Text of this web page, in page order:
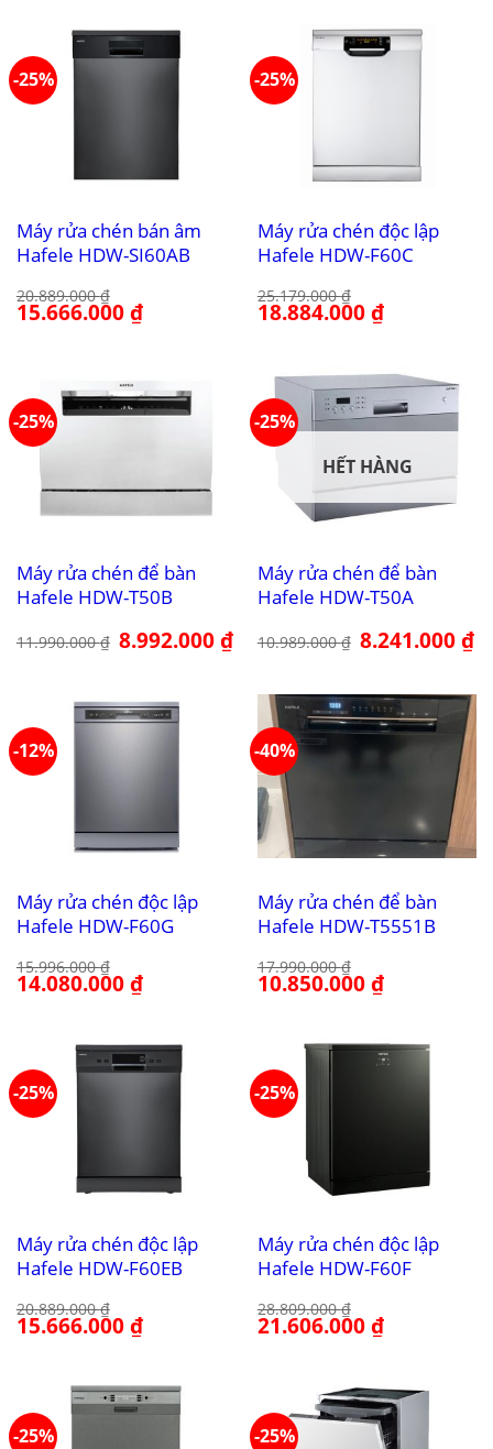
-25%
Máy rửa chén bán âm
Hafele HDW-SI60AB
20.889.000₫
Giá
gốc
15.666.000₫Giá
hiện
-25%
Máy rửa chén độc lập
Hafele HDW-F60C
25.179.000₫
Giá
gốc
18.884.000₫Giá
hiện
-25%
Máy rửa chén để bàn
Hafele HDW-T50B
11.990.000₫ Giá
gốc
8.992.000₫Giá
hiện
8.992.000 ₫.
-25%
HẾT HÀNG
Máy rửa chén để bàn
Hafele HDW-T50A
10.989.000₫ Giá
gốc
8.241.000₫
-12%
Máy rửa chén độc lập
Hafele HDW-F60G
15.996.000₫
Giá
gốc
14.080.000₫Giá
hiện
-40%
Máy rửa chén để bàn
Hafele HDW-T5551B
17.990.000₫
Giá
gốc
10.850.000₫Giá
hiện
-25%
Máy rửa chén độc lập
Hafele HDW-F60EB
20.889.000₫
Giá
gốc
15.666.000₫Giá
hiện
-25%
Máy rửa chén độc lập
Hafele HDW-F60F
28.809.000₫
Giá
gốc
21.606.000₫Giá
hiện
-25% -25%